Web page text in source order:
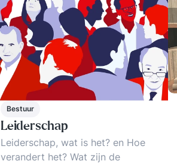
Bestuur
Leiderschap
Leiderschap, wat is het? en Hoe
verandert het? Wat zijn de